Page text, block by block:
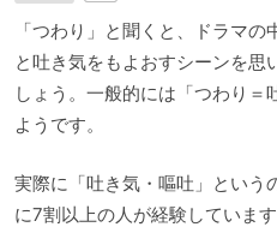
「つわり」と聞くと、ドラマの
と吐き気をもよおすシーンを思
しょう。一般的には「つわり＝
ようです。
実際に「吐き気・嘔吐」という
に7割以上の人が経験しています